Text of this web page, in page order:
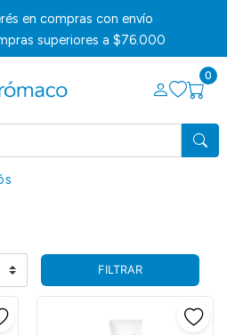
en compras con envío
superiores a $76.000
0
FILTRAR